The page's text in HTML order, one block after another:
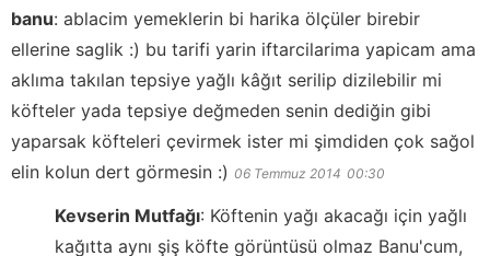
banu: ablacim yemeklerin bi harika ölçüler birebir
ellerine saglik :) bu tarifi yarin iftarcilarima yapicam ama
aklıma takılan tepsiye yağlı kâğıt serilip dizilebilir mi
köfteler yada tepsiye değmeden senin dediğin gibi
yaparsak köfteleri çevirmek ister mi şimdiden çok sağol
elin kolun dert görmesin :) 06 Temmuz 2014 00:30
Kevserin Mutfağı: Köftenin yağı akacağı için yağlı
kağıtta aynı şiş köfte görüntüsü olmaz Banu'cum,